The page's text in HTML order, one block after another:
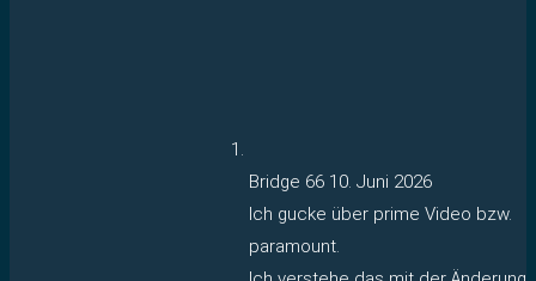
Bridge 66 10. Juni 2026
Ich gucke über prime Video bzw.
paramount.